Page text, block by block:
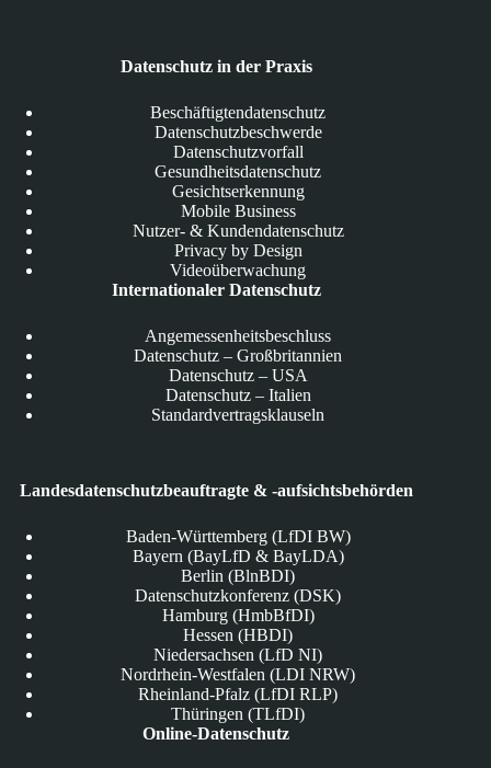
Datenschutz in der Praxis
Beschäftigtendatenschutz
Datenschutzbeschwerde
Datenschutzvorfall
Gesundheitsdatenschutz
Gesichtserkennung
Mobile Business
Nutzer- & Kundendatenschutz
Privacy by Design
Videoüberwachung
Internationaler Datenschutz
Angemessenheitsbeschluss
Datenschutz – Großbritannien
Datenschutz – USA
Datenschutz – Italien
Standardvertragsklauseln
Landesdatenschutzbeauftragte & -aufsichtsbehörden
Baden-Württemberg (LfDI BW)
Bayern (BayLfD & BayLDA)
Berlin (BlnBDI)
Datenschutzkonferenz (DSK)
Hamburg (HmbBfDI)
Hessen (HBDI)
Niedersachsen (LfD NI)
Nordrhein-Westfalen (LDI NRW)
Rheinland-Pfalz (LfDI RLP)
Thüringen (TLfDI)
Online-Datenschutz